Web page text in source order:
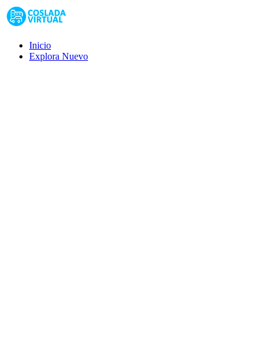
Inicio
Explora Nuevo